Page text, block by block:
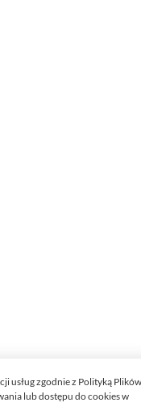
usług zgodnie z Polityką Plików
lub dostępu do cookies w